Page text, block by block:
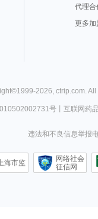
代理合
更多加
1999-2026 ctrip.com .
号丨 互联网药
违法和不良信息举报
上海市监
网络社会
征信网